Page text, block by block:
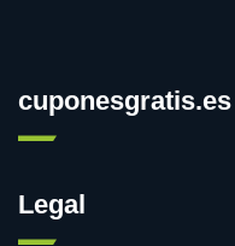
cuponesgratis.es
Legal